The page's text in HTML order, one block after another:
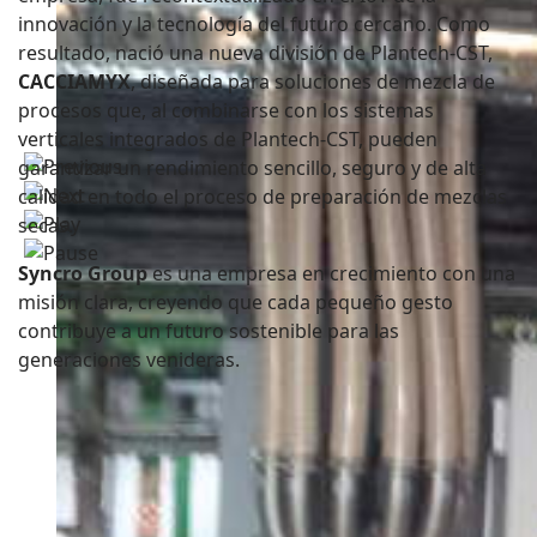
innovación y la tecnología del futuro cercano. Como
resultado, nació una nueva división de Plantech-CST,
CACCIAMYX, diseñada para soluciones de mezcla de
procesos que, al combinarse con los sistemas
verticales integrados de Plantech-CST, pueden
garantizar un rendimiento sencillo, seguro y de alta
calidad en todo el proceso de preparación de mezclas
secas.
Syncro Groupes una empresa en crecimiento con una
misión clara, creyendo que cada pequeño gesto
contribuye a un futuro sostenible para las
generaciones venideras.